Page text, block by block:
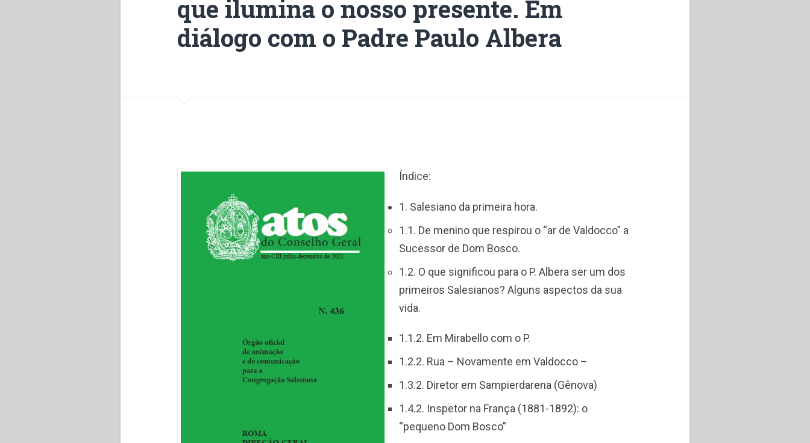
que ilumina o nosso presente. Em
diálogo com o Padre Paulo Albera
Índice:
1. Salesiano da primeira hora.
1.1. De menino que respirou o “ar de Valdocco” a
Sucessor de Dom Bosco.
1.2. O que significou para o P. Albera ser um dos
primeiros Salesianos? Alguns aspectos da sua
vida.
1.1.2. Em Mirabello com o P.
1.2.2. Rua – Novamente em Valdocco –
1.3.2. Diretor em Sampierdarena (Gênova)
1.4.2. Inspetor na França (1881-1892): o
“pequeno Dom Bosco”